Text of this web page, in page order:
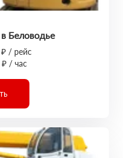
Беловодье
/ рейс
/ час